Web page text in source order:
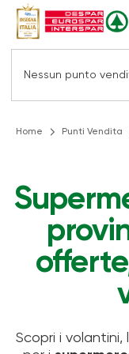
Home Punti Vendita
Scopri i volantini,